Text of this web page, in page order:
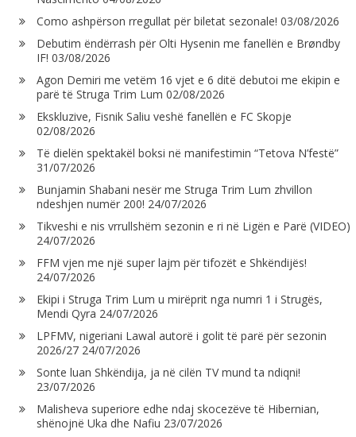
Como ashpërson rregullat për biletat sezonale! 03/08/2026
Debutim ëndërrash për Olti Hysenin me fanellën e Brøndby
IF! 03/08/2026
Agon Demiri me vetëm 16 vjet e 6 ditë debutoi me ekipin e
parë të Struga Trim Lum 02/08/2026
Ekskluzive, Fisnik Saliu veshë fanellën e FC Skopje
02/08/2026
Të dielën spektakël boksi në manifestimin “Tetova N’festë”
31/07/2026
Bunjamin Shabani nesër me Struga Trim Lum zhvillon
ndeshjen numër 200! 24/07/2026
Tikveshi e nis vrrullshëm sezonin e ri në Ligën e Parë (VIDEO)
24/07/2026
FFM vjen me një super lajm për tifozët e Shkëndijës!
24/07/2026
Ekipi i Struga Trim Lum u mirëprit nga numri 1 i Strugës,
Mendi Qyra 24/07/2026
LPFMV, nigeriani Lawal autorë i golit të parë për sezonin
2026/27 24/07/2026
Sonte luan Shkëndija, ja në cilën TV mund ta ndiqni!
23/07/2026
Malisheva superiore edhe ndaj skocezëve të Hibernian,
shënojnë Uka dhe Nafiu 23/07/2026